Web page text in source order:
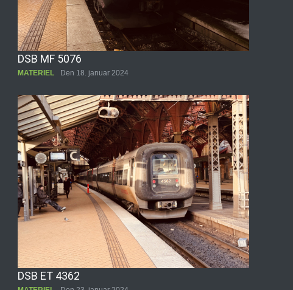
DSB MF 5076
MATERIEL Den 18. januar 2024
DSB ET 4362